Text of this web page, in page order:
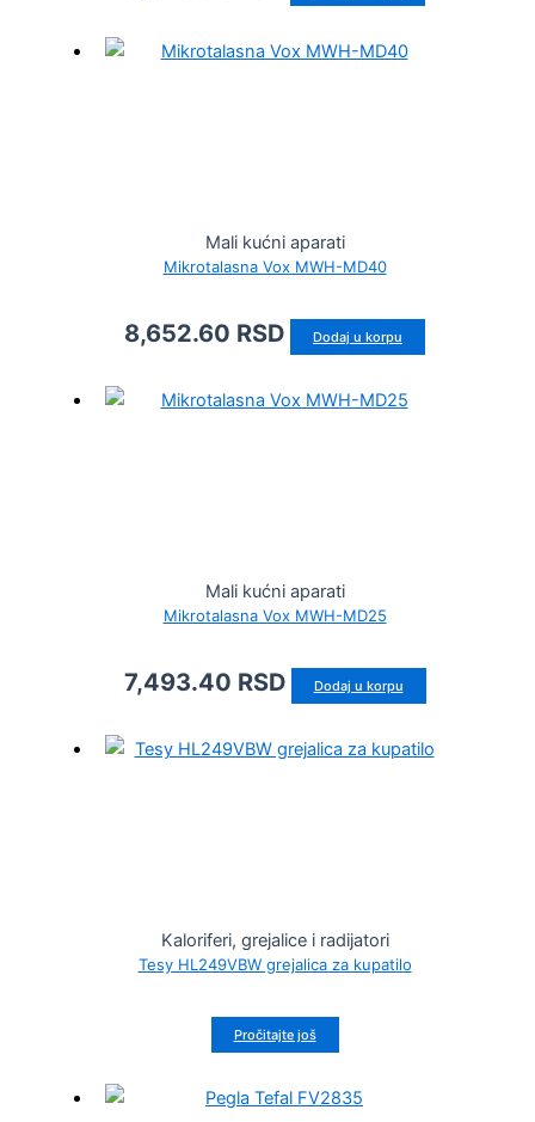
Mali kućni aparati
Mikrotalasna Vox MWH-MD40
8,652.60 RSD Dodaj u korpu
Mali kućni aparati
Mikrotalasna Vox MWH-MD25
7,493.40 RSD Dodaj u korpu
Kaloriferi, grejalice i radijatori
Tesy HL249VBW grejalica za kupatilo
Pročitajte još